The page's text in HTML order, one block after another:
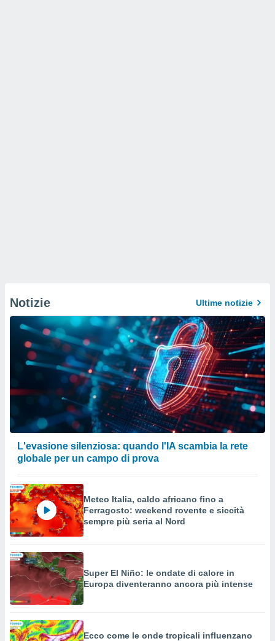
Notizie Ultime notizie
L'evasione silenziosa: quando l'IA scambia la rete
globale per un campo di prova
Meteo Italia, caldo africano fino a
Ferragosto: weekend rovente e siccità
sempre più seria al Nord
Super El Niño: le ondate di calore in
Europa diventeranno ancora più intense
Ecco come le onde tropicali influenzano